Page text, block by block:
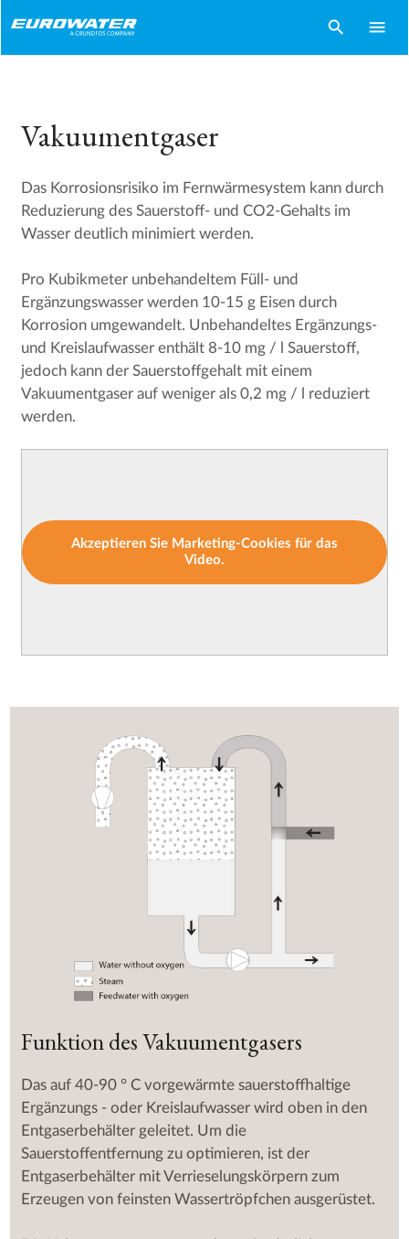
search menu
Vakuumentgaser
Das Korrosionsrisiko im Fernwärmesystem kann durch
Reduzierung des Sauerstoff- und CO2-Gehalts im
Wasser deutlich minimiert werden.
Pro Kubikmeter unbehandeltem Füll- und
Ergänzungswasser werden 10-15 g Eisen durch
Korrosion umgewandelt. Unbehandeltes Ergänzungs-
und Kreislaufwasser enthält 8-10 mg / l Sauerstoff,
jedoch kann der Sauerstoffgehalt mit einem
Vakuumentgaser auf weniger als 0,2 mg / l reduziert
werden.
Akzeptieren Sie Marketing-Cookies für das
Video.
Funktion des Vakuumentgasers
Das auf 40-90 ° C vorgewärmte sauerstoffhaltige
Ergänzungs - oder Kreislaufwasser wird oben in den
Entgaserbehälter geleitet. Um die
Sauerstoffentfernung zu optimieren, ist der
Entgaserbehälter mit Verrieselungskörpern zum
Erzeugen von feinsten Wassertröpfchen ausgerüstet.